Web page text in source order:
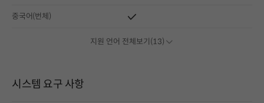
중국어(번체)
지원 언어 전체보기(13)
시스템 요구 사항